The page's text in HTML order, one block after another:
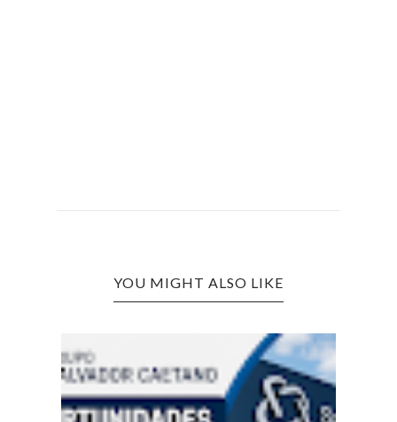
YOU MIGHT ALSO LIKE